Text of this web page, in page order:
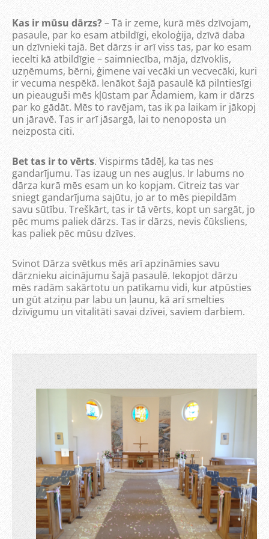
Kas ir mūsu dārzs?– Tā ir zeme, kurā mēs dzīvojam,
pasaule, par ko esam atbildīgi, ekoloģija, dzīvā daba
un dzīvnieki tajā. Bet dārzs ir arī viss tas, par ko esam
iecelti kā atbildīgie – saimniecība, māja, dzīvoklis,
uzņēmums, bērni, ģimene vai vecāki un vecvecāki, kuri
ir vecuma nespēkā. Ienākot šajā pasaulē kā pilntiesīgi
un pieauguši mēs kļūstam par Ādamiem, kam ir dārzs
par ko gādāt. Mēs to ravējam, tas ik pa laikam ir jākopj
un jāravē. Tas ir arī jāsargā, lai to nenoposta un
neizposta citi.
Bet tas ir to vērts. Vispirms tādēļ, ka tas nes
gandarījumu. Tas izaug un nes augļus. Ir labums no
dārza kurā mēs esam un ko kopjam. Citreiz tas var
sniegt gandarījuma sajūtu, jo ar to mēs piepildām
savu sūtību. Treškārt, tas ir tā vērts, kopt un sargāt, jo
pēc mums paliek dārzs. Tas ir dārzs, nevis čūksliens,
kas paliek pēc mūsu dzīves.
Svinot Dārza svētkus mēs arī apzināmies savu
dārznieku aicinājumu šajā pasaulē. Iekopjot dārzu
mēs radām sakārtotu un patīkamu vidi, kur atpūsties
un gūt atziņu par labu un ļaunu, kā arī smelties
dzīvīgumu un vitalitāti savai dzīvei, saviem darbiem.